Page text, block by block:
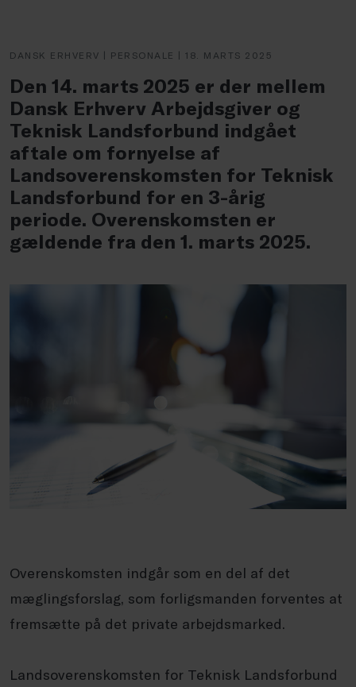
DANSK ERHVERV | PERSONALE | 18. MARTS 2025
Den 14. marts 2025 er der mellem
Dansk Erhverv Arbejdsgiver og
Teknisk Landsforbund indgået
aftale om fornyelse af
Landsoverenskomsten for Teknisk
Landsforbund for en 3-årig
periode. Overenskomsten er
gældende fra den 1. marts 2025.
Overenskomsten indgår som en del af det
mæglingsforslag, som forligsmanden forventes at
fremsætte på det private arbejdsmarked.
Landsoverenskomsten for Teknisk Landsforbund